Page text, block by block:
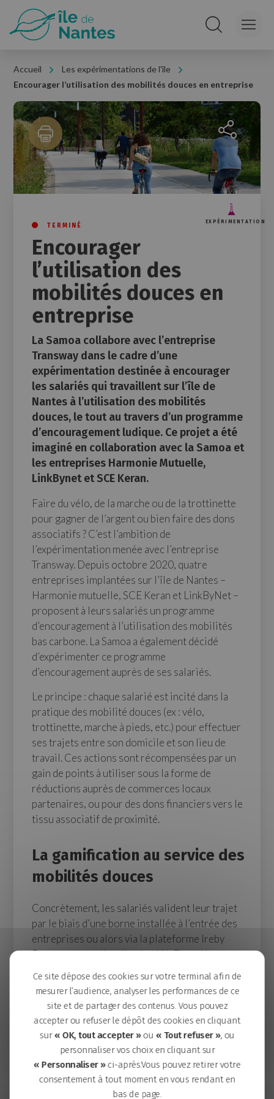
Accueil
Les expérimentations de l'île
Encourager l’utilisation des mobilités douces en entreprise
Partager la
EXPÉRIMENTATION
TERMINÉ
Encourager
l’utilisation des
mobilités douces en
entreprise
La Samoa collabore avec l’entreprise
Transway dans le cadre d’une
expérimentation destinée à encourager
les salariés qui travaillent sur l’île de
Nantes à l’utilisation des mobilités
douces, le tout au travers d’un programme
d’encouragement ludique. Ce projet a été
imaginé en collaboration avec la Samoa et
les entreprises Harmonie Mutuelle,
LinkBynet et SCE Keran.
Faire du vélo, de la marche ou de la trottinette
pour gagner de l’argent ou bien faire des dons
associatifs ? C’est l’ambition de
l’expérimentation menée avec l’entreprise
Transway. Depuis octobre 2020, quatre
entreprises implantées sur l’île de Nantes –
Harmonie mutuelle, SCE Keran et LinkByNet –
proposent à leurs salariés un programme
d’encouragement à l’utilisation des mobilités
bas carbone. La Samoa a également décidé
d’expérimenter ce programme
d’encouragement auprès de ses salariés.
Le principe : chaque salarié est incité dans la
pratique des mobilité douces (ex : vélo,
trottinette, marche à pieds, etc.) pour effectuer
ses trajets entre son domicile et son lieu de
travail. Ces actions sont récompensées par un
gain de points à utiliser sous la forme de
réductions auprès de commerces locaux
partenaires, ou pour des dons financiers vers le
tissu associatif de proximité.
La gamification au service des
mobilités douces
Concrètement, les salariés valident leur trajet
par le biais d’une borne installée à l’entrée des
entreprises ou alors via la plateforme Ireby
Pro, ou encore l’application WeFlow. Une
option « pratique du télétravail »,
particulièrement intéressante dans le contexte
lié au Covid-19, peut également être proposée
en fonction des entreprises pour un bilan
carbone nul (pas de déplacement). A la fois
ludique et divertissante, ce projet utilise ainsi
les principes du « serious game » afin d’inciter à
la pratique des mobilités douces.
Panneau de gestion des cookies
Ce site dépose des cookies sur votre terminal afin de
mesurer l’audience, analyser les performances de ce
site et de partager des contenus. Vous pouvez
accepter ou refuser le dépôt des cookies en cliquant
sur« OK, tout accepter »ou « Tout refuser », ou
personnaliser vos choix en cliquant sur
« Personnaliser »ci-après.Vous pouvez retirer votre
consentement à tout moment en vous rendant en
bas de page.